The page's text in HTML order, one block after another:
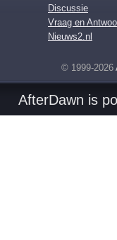
Discussie
Vraag en
Nieuws2.nl
© 1999-2026
AfterDawn is